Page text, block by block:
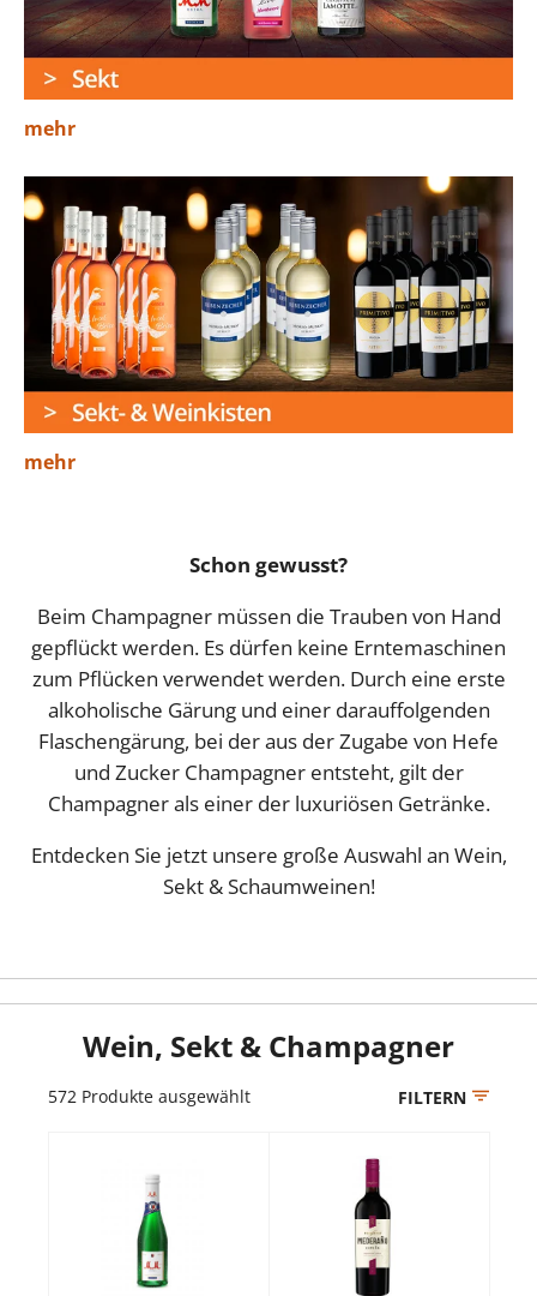
mehr
mehr
Schon gewusst?
Beim Champagner müssen die Trauben von Hand
gepflückt werden. Es dürfen keine Erntemaschinen
zum Pflücken verwendet werden. Durch eine erste
alkoholische Gärung und einer darauffolgenden
Flaschengärung, bei der aus der Zugabe von Hefe
und Zucker Champagner entsteht, gilt der
Champagner als einer der luxuriösen Getränke.
Entdecken Sie jetzt unsere große Auswahl an Wein,
Sekt & Schaumweinen!
Wein, Sekt & Champagner
572 Produkte ausgewählt FILTERN